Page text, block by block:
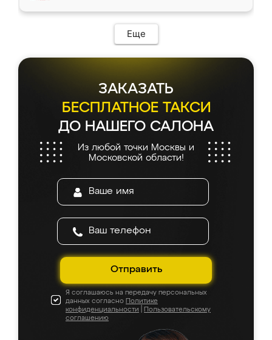
Еще
ЗАКАЗАТЬ
БЕСПЛАТНОЕ ТАКСИ
ДО НАШЕГО САЛОНА
Из любой точки Москвы и
Московской области!
Отправить
Я соглашаюсь на передачу персональных
данных согласно Политике
конфиденциальности
Пользовательскому
соглашению